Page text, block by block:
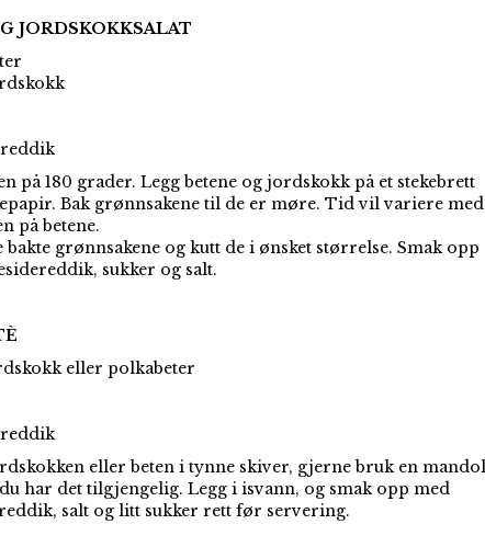
JORDSKOKKSALAT
på 180 grader. Legg betene og jordskokk på et stekebrett
Bak grønnsakene til de er møre. Tid vil variere med
på betene.
bakte grønnsakene og kutt de i ønsket størrelse. Smak opp
sukker og salt.
eller polkabeter
eller beten i tynne skiver, gjerne bruk en
har det tilgjengelig. Legg i isvann, og smak opp med
salt og litt sukker rett før servering.